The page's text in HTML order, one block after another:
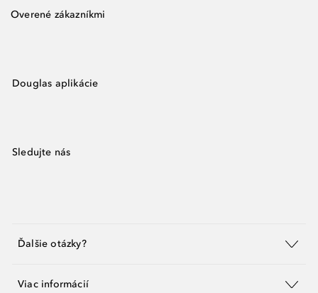
Overené zákazníkmi
Douglas aplikácie
Sledujte nás
Ďalšie otázky?
Viac informácií